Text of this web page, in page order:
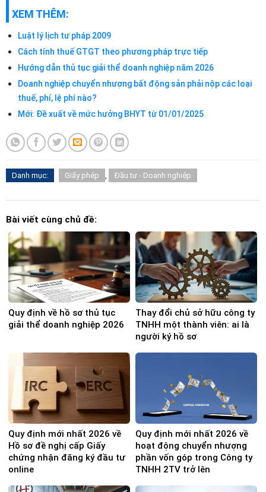
XEM THÊM:
Luật lý lịch tư pháp 2009
Cách tính thuế GTGT theo phương pháp trực tiếp
Hướng dẫn thủ tục giải thể doanh nghiệp năm 2026
Doanh nghiệp chuyển nhượng bất động sản phải nộp các loại
thuế, phí, lệ phí nào?
Mới: Đề xuất về mức hưởng BHYT từ 01/01/2025
Danh mục: Giấy phép , Đầu tư - Doanh nghiệp
Bài viết cùng chủ đề:
Quy định về hồ sơ thủ tục
giải thể doanh nghiệp 2026
Thay đổi chủ sở hữu công ty
TNHH một thành viên: ai là
người ký hồ sơ
Quy định mới nhất 2026 về
Hồ sơ đề nghị cấp Giấy
chứng nhận đăng ký đầu tư
online
Quy định mới nhất 2026 về
hoạt động chuyển nhượng
phần vốn góp trong Công ty
TNHH 2TV trở lên